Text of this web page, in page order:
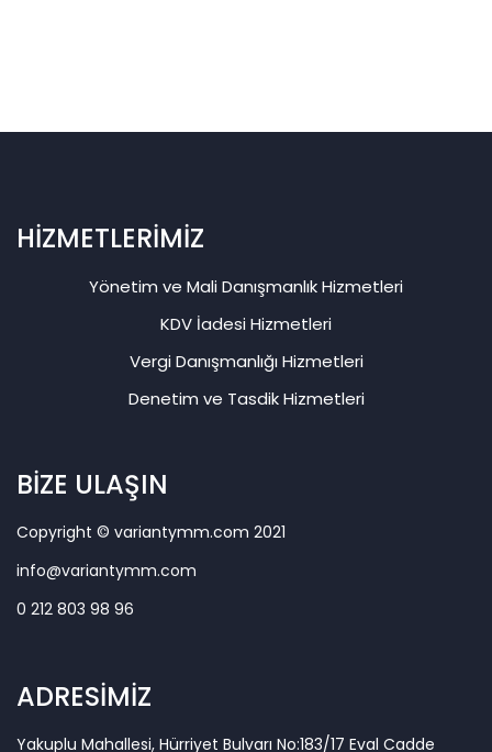
HİZMETLERİMİZ
Yönetim ve Mali Danışmanlık Hizmetleri
KDV İadesi Hizmetleri
Vergi Danışmanlığı Hizmetleri
Denetim ve Tasdik Hizmetleri
BİZE ULAŞIN
Copyright © variantymm.com 2021
info@variantymm.com
0 212 803 98 96
ADRESİMİZ
Yakuplu Mahallesi, Hürriyet Bulvarı No:183/17 Eval Cadde